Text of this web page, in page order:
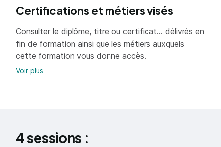
émotions et physiothérapie
session 5 : confirmer les bases- renforcement
gestion des émotions - éthologie scientifique
objectifs : session 6 : comprendre les construction
énergétiques de l'homme et du cheval- travail a
pied-approfondissement travail en liberté
gestion des problématiques de l'humain et de son
cheval
Certifications et métiers visés
Consulter le diplôme, titre ou certificat... délivrés en
fin de formation ainsi que les métiers auxquels
cette formation vous donne accès.
Voir plus
4 sessions :